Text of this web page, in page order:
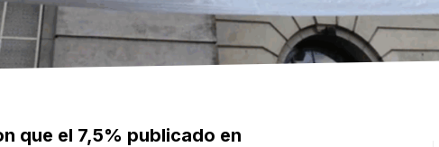
que el 7,5% publicado en